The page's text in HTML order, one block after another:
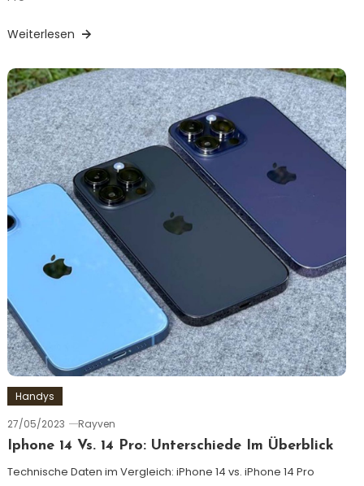
Weiterlesen
Handys
27/05/2023
Rayven
Iphone 14 Vs. 14 Pro: Unterschiede Im Überblick
Technische Daten im Vergleich: iPhone 14 vs. iPhone 14 Pro